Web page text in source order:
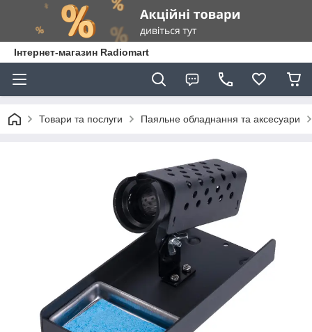
Інтернет-магазин Radiomart
Товари та послуги Паяльне обладнання та аксесуари